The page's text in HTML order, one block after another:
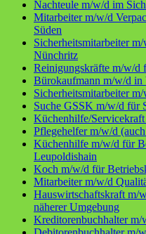
Nachteule m/w/d im
Mitarbeiter m/w/d
Süden
Sicherheitsmitarbeiter
Nünchritz
Reinigungskräfte m/w/d
Bürokaufmann m/w/d in
Sicherheitsmitarbeiter
Suche GSSK m/w/d für
Küchenhilfe/
Pflegehelfer m/w/d
Küchenhilfe m/w/d für
Leupoldishain
Koch m/w/d für
Mitarbeiter m/w/d
Hauswirtschaftskraft m/
näherer Umgebung
Kreditorenbuchhalter m/